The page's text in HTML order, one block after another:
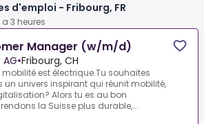
d'emploi - Fribourg, FR
3 heures
Manager (w/m/d)
•Fribourg, CH
mobilité est électrique.Tu souhaites
un univers inspirant qui réunit mobilité,
Alors tu es au bon
la Suisse plus durable,...